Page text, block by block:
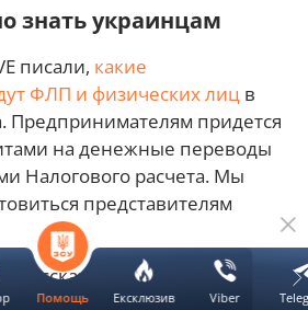
знать украинцам
писали, какие
ФЛП и физических лиц в
Предпринимателям придется
на денежные переводы
Налогового расчета. Мы
представителям
рассказывали, что будет с
в августе2026 года.
Помощь Ексклюзив Viber